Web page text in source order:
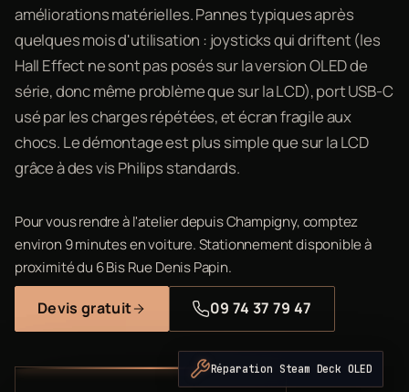
améliorations matérielles. Pannes typiques après
quelques mois d'utilisation : joysticks qui driftent (les
Hall Effect ne sont pas posés sur la version OLED de
série, donc même problème que sur la LCD), port USB-C
usé par les charges répétées, et écran fragile aux
chocs. Le démontage est plus simple que sur la LCD
grâce à des vis Philips standards.
Pour vous rendre à l'atelier depuis Champigny, comptez
environ 9 minutes en voiture. Stationnement disponible à
proximité du 6 Bis Rue Denis Papin.
Devis gratuit 09 74 37 79 47
Réparation Steam Deck OLED